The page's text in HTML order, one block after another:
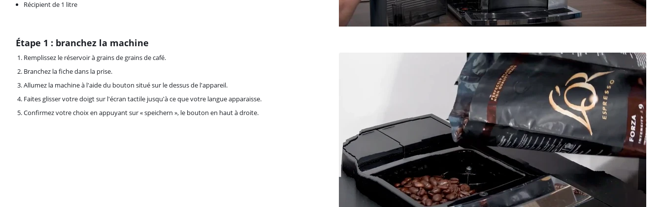
Récipient de 1 litre
Étape 1 : branchez la machine
Remplissez le réservoir à grains de grains de café.
Branchez la fiche dans la prise.
Allumez la machine à l'aide du bouton situé sur le dessus de l'appareil.
Faites glisser votre doigt sur l'écran tactile jusqu'à ce que votre langue apparaisse.
Confirmez votre choix en appuyant sur « speichern », le bouton en haut à droite.